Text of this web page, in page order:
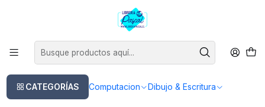
CATEGORÍAS Computacion Dibujo & Escritura
Este es el texto del slide
Pastilla Grafito Acuarelable ArtGraf Viarco Caja Metálica